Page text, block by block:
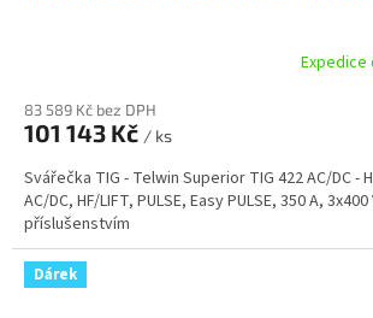
Expedice
83 589 Kč bez DPH
101 143 Kč / ks
Svářečka TIG - Telwin Superior TIG 422 AC/DC -
AC/DC, HF/LIFT, PULSE, Easy PULSE, 350 A,
příslušenstvím
Dárek